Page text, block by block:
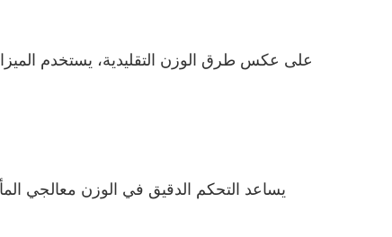
على عكس طرق الوزن التقليدية، يستخدم
يساعد التحكم الدقيق في الوزن معالجي